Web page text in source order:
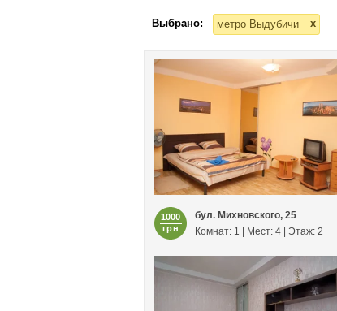
Выбрано: метро Выдубичи x
1000
грн
бул. Михновского, 25
Комнат: 1 | Мест: 4 | Этаж: 2